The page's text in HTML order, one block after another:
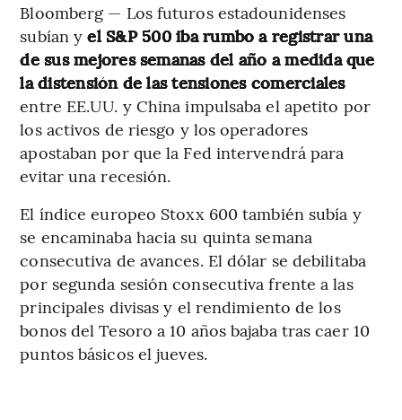
Bloomberg — Los futuros estadounidenses
subían y el S&P 500 iba rumbo a registrar una
de sus mejores semanas del año a medida que
la distensión de las tensiones comerciales
entre EE.UU. y China impulsaba el apetito por
los activos de riesgo y los operadores
apostaban por que la Fed intervendrá para
evitar una recesión.
El índice europeo Stoxx 600 también subía y
se encaminaba hacia su quinta semana
consecutiva de avances. El dólar se debilitaba
por segunda sesión consecutiva frente a las
principales divisas y el rendimiento de los
bonos del Tesoro a 10 años bajaba tras caer 10
puntos básicos el jueves.